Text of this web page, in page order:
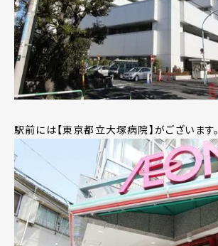
駅前には【東京都立大塚病院】がございます。